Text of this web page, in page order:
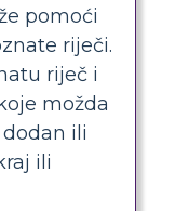
pomoći
riječi.
riječ i
možda
ili
ili